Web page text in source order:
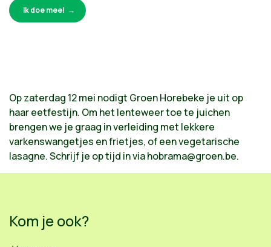
Ik doe mee!
Op zaterdag 12 mei nodigt Groen Horebeke je uit op
haar eetfestijn. Om het lenteweer toe te juichen
brengen we je graag in verleiding met lekkere
varkenswangetjes en frietjes, of een vegetarische
lasagne. Schrijf je op tijd in viahobrama@groen.be.
Kom je ook?